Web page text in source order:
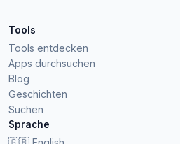
Tools
Tools entdecken
Apps durchsuchen
Blog
Geschichten
Suchen
Sprache